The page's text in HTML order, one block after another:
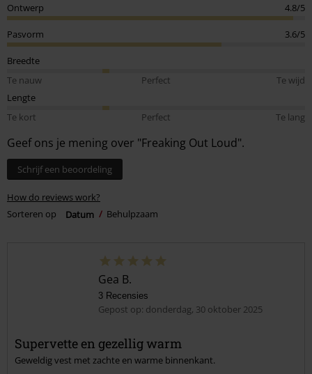
Ontwerp 4.8/5
Pasvorm 3.6/5
Breedte
Te nauw
Perfect
Te wijd
Lengte
Te kort
Perfect Te lang
Geef ons je mening over "Freaking Out Loud".
Schrijf een beoordeling
How do reviews work?
Sorteren op
Datum Behulpzaam
Gea B.
3 Recensies
Gepost op: donderdag, 30 oktober 2025
Supervette en gezellig warm
Geweldig vest met zachte en warme binnenkant.